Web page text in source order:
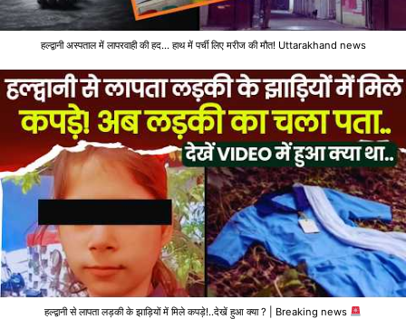
हल्द्वानी अस्पताल में लापरवाही की हद... हाथ में पर्ची लिए मरीज की मौत! Uttarakhand news
हल्द्वानी से लापता लड़की के झाड़ियों में मिले कपड़े!..देखें हुआ क्या ? | Breaking news